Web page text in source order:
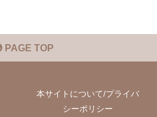
PAGE TOP
本サイトについて/プライバ
シーポリシー